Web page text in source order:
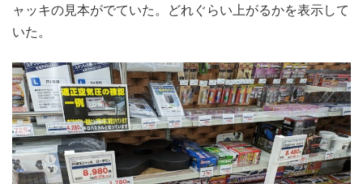
ャッキの見本がでていた。どれぐらい上がるかを表示して
いた。